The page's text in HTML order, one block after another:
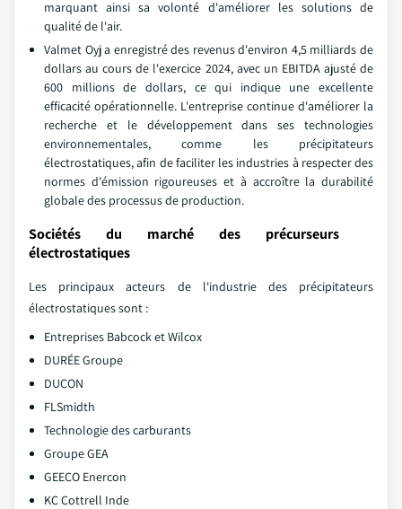
marquant ainsi sa volonté d'améliorer les solutions de
qualité de l'air.
Valmet Oyj a enregistré des revenus d'environ 4,5 milliards de
dollars au cours de l'exercice 2024, avec un EBITDA ajusté de
600 millions de dollars, ce qui indique une excellente
efficacité opérationnelle. L'entreprise continue d'améliorer la
recherche et le développement dans ses technologies
environnementales, comme les précipitateurs
électrostatiques, afin de faciliter les industries à respecter des
normes d'émission rigoureuses et à accroître la durabilité
globale des processus de production.
Sociétés du marché des précurseurs
électrostatiques
Les principaux acteurs de l'industrie des précipitateurs
électrostatiques sont :
Entreprises Babcock et Wilcox
DURÉE Groupe
DUCON
FLSmidth
Technologie des carburants
Groupe GEA
GEECO Enercon
KC Cottrell Inde